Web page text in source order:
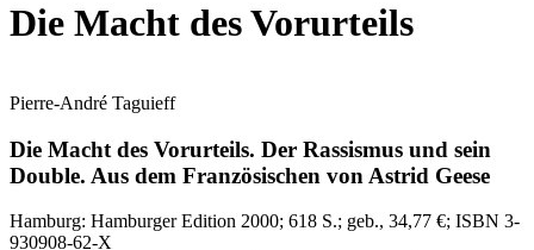
Die Macht des Vorurteils
Pierre-André Taguieff
Die Macht des Vorurteils. Der Rassismus und sein
Double. Aus dem Französischen von Astrid Geese
Hamburg: Hamburger Edition 2000; 618 S.; geb., 34,77 €; ISBN 3-
930908-62-X